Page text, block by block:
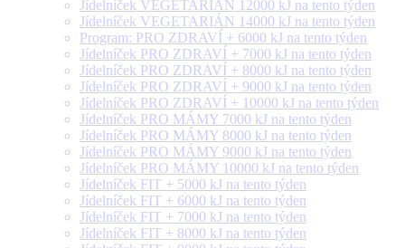
Jídelníček VEGETARIÁN 12000 kJ na tento týden
Jídelníček VEGETARIÁN 14000 kJ na tento týden
Program: PRO ZDRAVÍ + 6000 kJ na tento týden
Jídelníček PRO ZDRAVÍ + 7000 kJ na tento týden
Jídelníček PRO ZDRAVÍ + 8000 kJ na tento týden
Jídelníček PRO ZDRAVÍ + 9000 kJ na tento týden
Jídelníček PRO ZDRAVÍ + 10000 kJ na tento týden
Jídelníček PRO MÁMY 7000 kJ na tento týden
Jídelníček PRO MÁMY 8000 kJ na tento týden
Jídelníček PRO MÁMY 9000 kJ na tento týden
Jídelníček PRO MÁMY 10000 kJ na tento týden
Jídelníček FIT + 5000 kJ na tento týden
Jídelníček FIT + 6000 kJ na tento týden
Jídelníček FIT + 7000 kJ na tento týden
Jídelníček FIT + 8000 kJ na tento týden